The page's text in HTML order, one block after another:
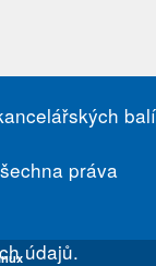
práva
údajů.